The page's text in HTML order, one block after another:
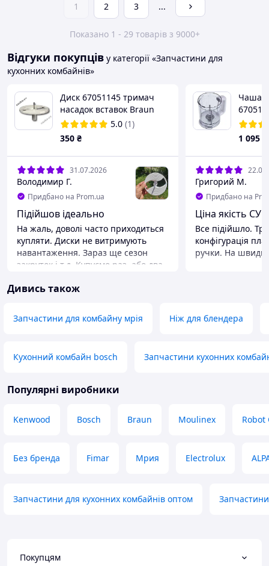
1 2 3 ...
Показано 1 - 29 товарів з 9000+
Відгуки покупців у категорії «Запчастини для
кухонних комбайнів»
Диск 67051145 тримач
насадок вставок Braun
K600, K650, K700, K750
5.0 (1)
350 ₴
31.07.2026
Володимир Г.
Придбано на Prom.ua
Підійшов ідеально
На жаль, доволі часто приходиться
купляти. Диски не витримують
навантаження. Зараз ще сезон
закруток і т.д. Купуємо раз, або два
довше. Могли б зробити вже якісь
Переваги
Часто ламаються
Чаша
1 095
Григорий М.
Придбано на
Ціна якість
Все підійшло.
конфігурація
ручки. На
Дивись також
Запчастини для комбайну мрія Ніж для блендера
Кухонний комбайн bosch Запчастини кухонних
Популярні виробники
Kenwood Bosch Braun Moulinex Robot
Без бренда Fimar Мрия Electrolux
Запчастини для кухонних комбайнів оптом
Покупцям